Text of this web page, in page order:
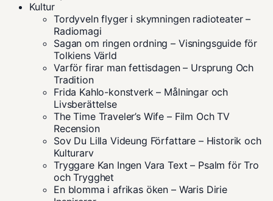
Kultur
Tordyveln flyger i skymningen radioteater –
Radiomagi
Sagan om ringen ordning – Visningsguide för
Tolkiens Värld
Varför firar man fettisdagen – Ursprung Och
Tradition
Frida Kahlo-konstverk – Målningar och
Livsberättelse
The Time Traveler’s Wife – Film Och TV
Recension
Sov Du Lilla Videung Författare – Historik och
Kulturarv
Tryggare Kan Ingen Vara Text – Psalm för Tro
och Trygghet
En blomma i afrikas öken – Waris Dirie